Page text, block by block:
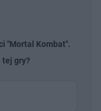
"Mortal Kombat".
tej gry?